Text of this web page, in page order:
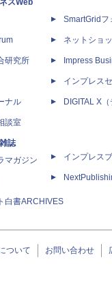
スWeb
研究所
ナル
談室
誌
マガジン
白書ARCHIVES
SmartGridフ
ネットショ
Impress
インプレス
DIGITAL X（
インプレス
ついて お問い合わせ